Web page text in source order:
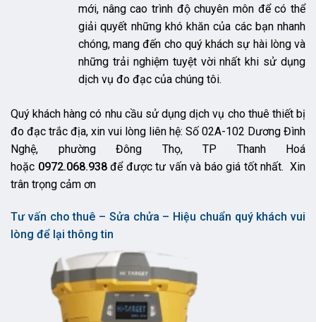
mới, nâng cao trình độ chuyên môn để có thể
giải quyết những khó khăn của các bạn nhanh
chóng, mang đến cho quý khách sự hài lòng và
những trải nghiệm tuyệt vời nhất khi sử dụng
dịch vụ đo đạc của chúng tôi.
Quý khách hàng có nhu cầu sử dụng dịch vụ cho thuê thiết bị
đo đạc trắc địa, xin vui lòng liên hệ: Số 02A-102 Dương Đình
Nghệ, phường Đông Thọ, TP Thanh Hoá
hoặc 0972.068.938để được tư vấn và báo giá tốt nhất. Xin
trân trọng cảm ơn
Tư vấn cho thuê – Sửa chửa – Hiệu chuẩn quý khách vui
lòng để lại thông tin